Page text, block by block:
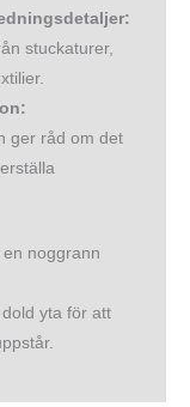
stuckaturer,
ger råd om det
noggrann
yta för att